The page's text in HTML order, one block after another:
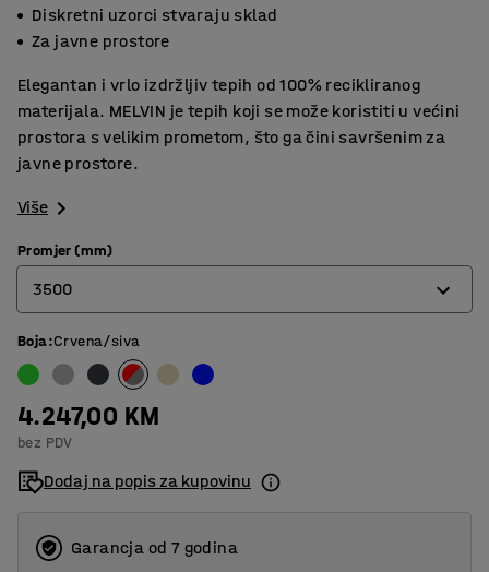
Diskretni uzorci stvaraju sklad
Za javne prostore
Elegantan i vrlo izdržljiv tepih od 100% recikliranog
materijala. MELVIN je tepih koji se može koristiti u većini
prostora s velikim prometom, što ga čini savršenim za
javne prostore.
Više
Promjer (mm)
3500
2000
2500
3000
3500
Boja:Crvena/siva
4.247,00 KM
bez PDV
Dodaj na popis za kupovinu
Garancja od 7 godina